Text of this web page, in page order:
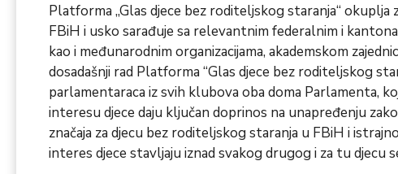
Platforma „Glas djece bez roditeljskog staranja“
FBiH i usko sarađuje sa relevantnim federalnim i
kao i međunarodnim organizacijama, akademskom
dosadašnji rad Platforma “Glas djece bez roditeljskog
parlamentaraca iz svih klubova oba doma Parlamenta,
interesu djece daju ključan doprinos na unapređenju
značaja za djecu bez roditeljskog staranja u FBiH i
interes djece stavljaju iznad svakog drugog i za tu djecu